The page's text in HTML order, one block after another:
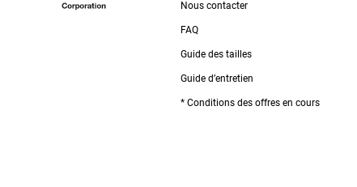
Nous contacter
FAQ
Guide des tailles
Guide d’entretien
* Conditions des offres en cours